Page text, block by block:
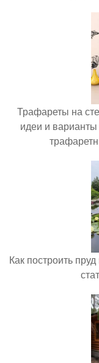
Трафареты на
идеи и
Как построить